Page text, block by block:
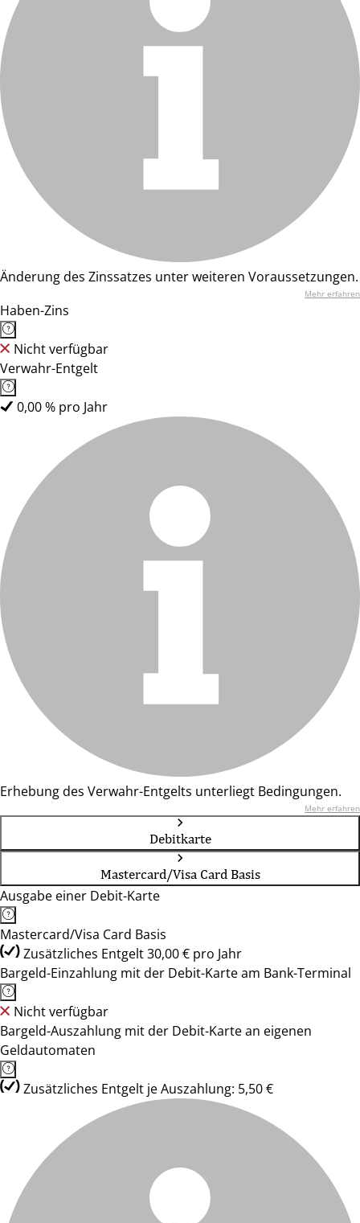
Änderung des Zinssatzes unter weiteren Voraussetzungen.
Mehr erfahren
Haben-Zins
Nicht verfügbar
Verwahr-Entgelt
0,00 % pro Jahr
Erhebung des Verwahr-Entgelts unterliegt Bedingungen.
Mehr erfahren
Debitkarte
Mastercard/Visa Card Basis
Ausgabe einer Debit-Karte
Mastercard/Visa Card Basis
Zusätzliches Entgelt 30,00 € pro Jahr
Bargeld-Einzahlung mit der Debit-Karte am Bank-Terminal
Nicht verfügbar
Bargeld-Auszahlung mit der Debit-Karte an eigenen
Geldautomaten
Zusätzliches Entgelt je Auszahlung: 5,50 €